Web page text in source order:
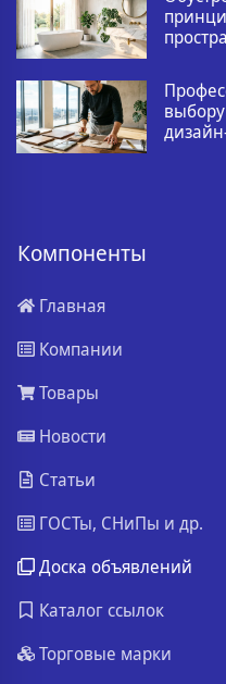
Компоненты
Главная
Компании
Товары
Новости
Статьи
ГОСТы, СНиПы и др.
Доска объявлений
Каталог ссылок
Торговые марки